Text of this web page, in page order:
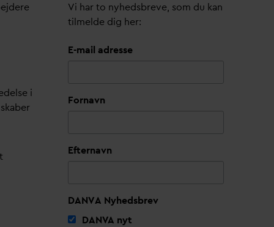
i
Vi har to nyhedsbreve, som du kan
tilmelde dig her:
E-mail adresse
Fornavn
Efternavn
DANVA Nyhedsbrev
DANVA nyt